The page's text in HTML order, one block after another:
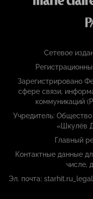
Сетевое
Зарегистрировано
сфере связи,
коммуникаций
Учредитель: Общество
«Шкулёв
Главный
Контактные данные
числе,
Эл. почта: